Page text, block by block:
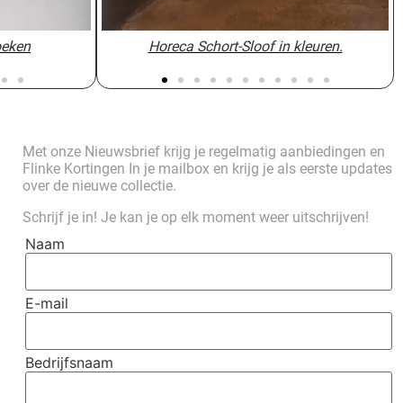
13
works13 Sloof f9 roze bediening 8
Horeca Schort-Sloof in kleuren.
sloof voor de bediening ahs02-8
Sloof f9 roze bediening 8
Horeca Schort-Sloof in kleuren.
Met onze Nieuwsbrief krijg je regelmatig aanbiedingen en
Flinke Kortingen In je mailbox en krijg je als eerste updates
over de nieuwe collectie.
Schrijf je in! Je kan je op elk moment weer uitschrijven!
Naam
E-mail
Bedrijfsnaam